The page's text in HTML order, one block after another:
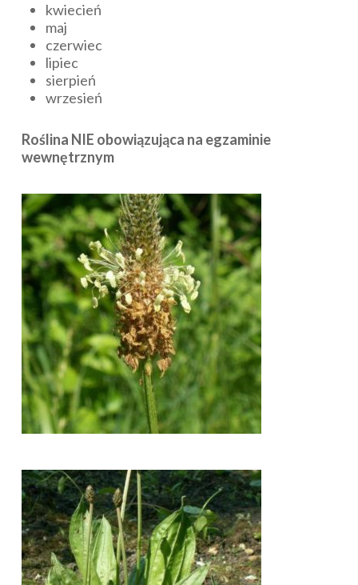
kwiecień
maj
czerwiec
lipiec
sierpień
wrzesień
Roślina NIE obowiązująca na egzaminie
wewnętrznym